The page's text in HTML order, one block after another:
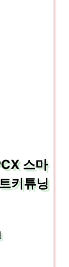
스마
키튜닝